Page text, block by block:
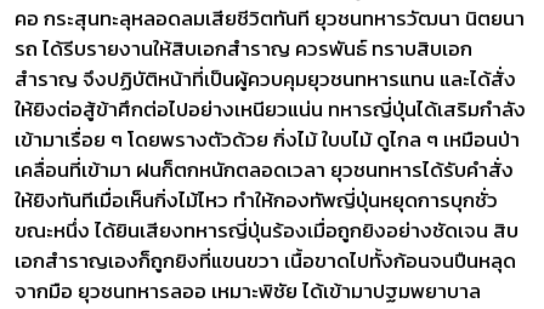
คอ กระสุนทะลุหลอดลมเสียชีวิตทันที ยุวชนทหารวัฒนา นิตยนา
รถ ได้รีบรายงานให้สิบเอกสำราญ ควรพันธ์ ทราบสิบเอก
สำราญ จึงปฏิบัติหน้าที่เป็นผู้ควบคุมยุวชนทหารแทน และได้สั่ง
ให้ยิงต่อสู้ข้าศึกต่อไปอย่างเหนียวแน่น ทหารญี่ปุ่นได้เสริมกำลัง
เข้ามาเรื่อย ๆ โดยพรางตัวด้วย กิ่งไม้ ใบบไม้ ดูไกล ๆ เหมือนป่า
เคลื่อนที่เข้ามา ฝนก็ตกหนักตลอดเวลา ยุวชนทหารได้รับคำสั่ง
ให้ยิงทันทีเมื่อเห็นกิ่งไม้ไหว ทำให้กองทัพญี่ปุ่นหยุดการบุกชั่ว
ขณะหนึ่ง ได้ยินเสียงทหารญี่ปุ่นร้องเมื่อถูกยิงอย่างชัดเจน สิบ
เอกสำราญเองก็ถูกยิงที่แขนขวา เนื้อขาดไปทั้งก้อนจนปืนหลุด
จากมือ ยุวชนทหารลออ เหมาะพิชัย ได้เข้ามาปฐมพยาบาล